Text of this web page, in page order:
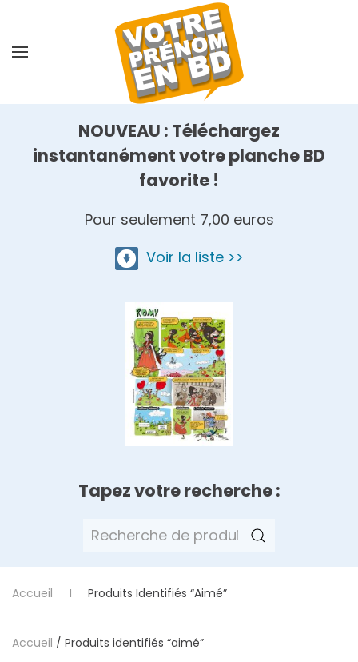
NOUVEAU : Téléchargez
instantanément votre planche BD
favorite !
Pour seulement 7,00 euros
Voir la liste >>
Tapez votre recherche :
Recherche
Accueil Produits Identifiés “aimé”
Accueil / Produits identifiés “aimé”